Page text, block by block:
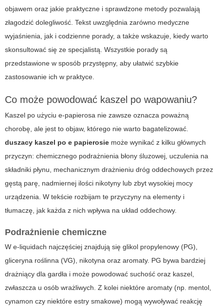
objawem oraz jakie praktyczne i sprawdzone metody pozwalają
złagodzić dolegliwość. Tekst uwzględnia zarówno medyczne
wyjaśnienia, jak i codzienne porady, a także wskazuje, kiedy warto
skonsultować się ze specjalistą. Wszystkie porady są
przedstawione w sposób przystępny, aby ułatwić szybkie
zastosowanie ich w praktyce.
Co może powodować kaszel po wapowaniu?
Kaszel po użyciu e-papierosa nie zawsze oznacza poważną
chorobę, ale jest to objaw, którego nie warto bagatelizować.
duszacy kaszel po e papierosie może wynikać z kilku głównych
przyczyn: chemicznego podrażnienia błony śluzowej, uczulenia na
składniki płynu, mechanicznym drażnieniu dróg oddechowych przez
gęstą parę, nadmiernej ilości nikotyny lub zbyt wysokiej mocy
urządzenia. W tekście rozbijam te przyczyny na elementy i
tłumaczę, jak każda z nich wpływa na układ oddechowy.
Podrażnienie chemiczne
W e-liquidach najczęściej znajdują się glikol propylenowy (PG),
gliceryna roślinna (VG), nikotyna oraz aromaty. PG bywa bardziej
drażniący dla gardła i może powodować suchość oraz kaszel,
zwłaszcza u osób wrażliwych. Z kolei niektóre aromaty (np. mentol,
cynamon czy niektóre estry smakowe) mogą wywoływać reakcję